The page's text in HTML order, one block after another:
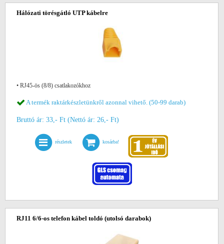
Hálózati törésgátló UTP kábelre
• RJ45-ös (8/8) csatlakozókhoz
A termék raktárkészletünkről azonnal vihető. (50-99 darab)
Bruttó ár: 33,- Ft (Nettó ár: 26,- Ft)
részletek kosárba!
RJ11 6/6-os telefon kábel toldó (utolsó darabok)